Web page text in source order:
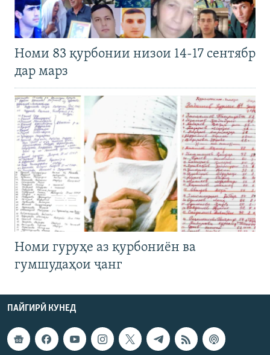
Номи 83 қурбонии низои 14-17 сентябр
дар марз
Номи гуруҳе аз қурбониён ва
гумшудаҳои ҷанг
ПАЙГИРӢ КУНЕД